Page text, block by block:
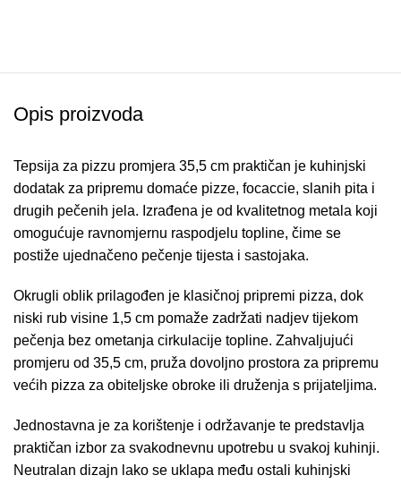
Opis proizvoda
Tepsija za pizzu promjera 35,5 cm praktičan je kuhinjski
dodatak za pripremu domaće pizze, focaccie, slanih pita i
drugih pečenih jela. Izrađena je od kvalitetnog metala koji
omogućuje ravnomjernu raspodjelu topline, čime se
postiže ujednačeno pečenje tijesta i sastojaka.
Okrugli oblik prilagođen je klasičnoj pripremi pizza, dok
niski rub visine 1,5 cm pomaže zadržati nadjev tijekom
pečenja bez ometanja cirkulacije topline. Zahvaljujući
promjeru od 35,5 cm, pruža dovoljno prostora za pripremu
većih pizza za obiteljske obroke ili druženja s prijateljima.
Jednostavna je za korištenje i održavanje te predstavlja
praktičan izbor za svakodnevnu upotrebu u svakoj kuhinji.
Neutralan dizajn lako se uklapa među ostali kuhinjski